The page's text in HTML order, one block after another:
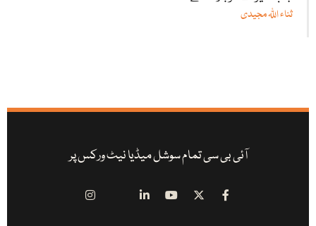
ثناء اللّٰہ مجیدی
آئی بی سی تمام سوشل میڈیا نیٹ ورکس پر